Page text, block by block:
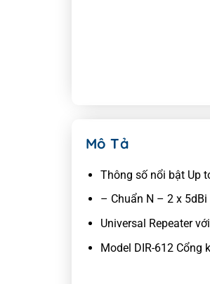
Mô Tả
Thông số nổi bật Up
– Chuẩn N – 2 x
Universal Repeater
Model DIR-612